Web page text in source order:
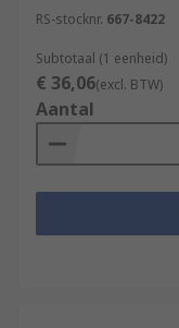
RS-stocknr. 667-8422
Subtotaal (1 eenheid)
€ 36,06(excl. BTW)
Aantal